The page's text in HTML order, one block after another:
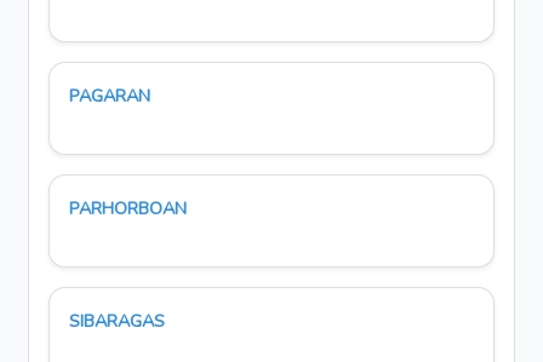
PAGARAN
PARHORBOAN
SIBARAGAS